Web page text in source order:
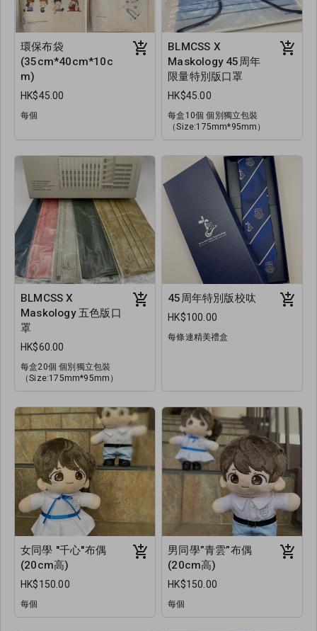
環保布袋
(35cm*40cm*10c
m)
HK$45.00
每個
BLMCSS X
Maskology 45周年
限量特別版口罩
HK$45.00
每盒10個 個別獨立包裝
（Size:175mm*95mm）
BLMCSS X
Maskology 五色版口
罩
HK$60.00
每盒20個 個別獨立包裝
（Size:175mm*95mm）
45周年特別版校呔
HK$100.00
每條連精美禮盒
女同學 "千心"布偶
(20cm高)
HK$150.00
每個
男同學”青雲”布偶
(20cm高)
HK$150.00
每個